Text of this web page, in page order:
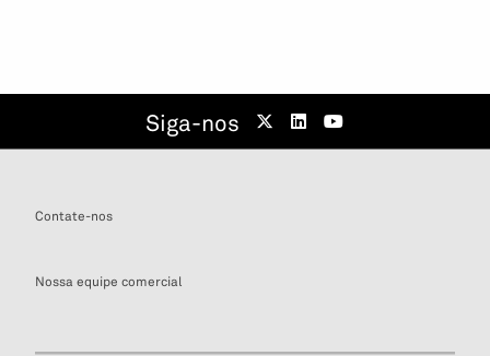
Siga-nos
Contate-nos
Nossa equipe comercial